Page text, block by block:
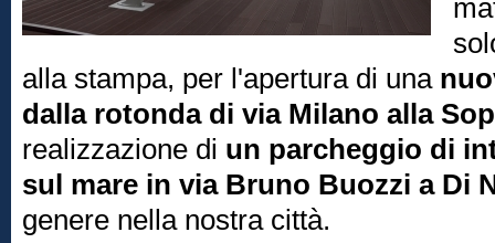
alla stampa, per l'apertura di una
dalla rotonda di via Milano alla
realizzazione di un parcheggio di
sul mare in via Bruno Buozzi a Di
genere nella nostra città.